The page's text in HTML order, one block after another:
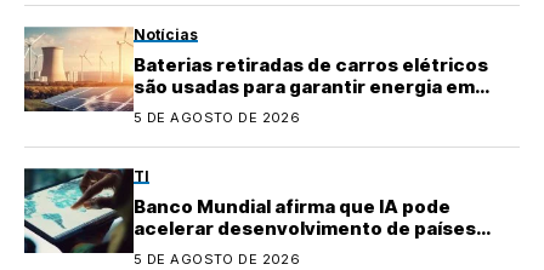
Notícias
Baterias retiradas de carros elétricos
são usadas para garantir energia em
áreas rurais
5 DE AGOSTO DE 2026
TI
Banco Mundial afirma que IA pode
acelerar desenvolvimento de países
emergentes
5 DE AGOSTO DE 2026